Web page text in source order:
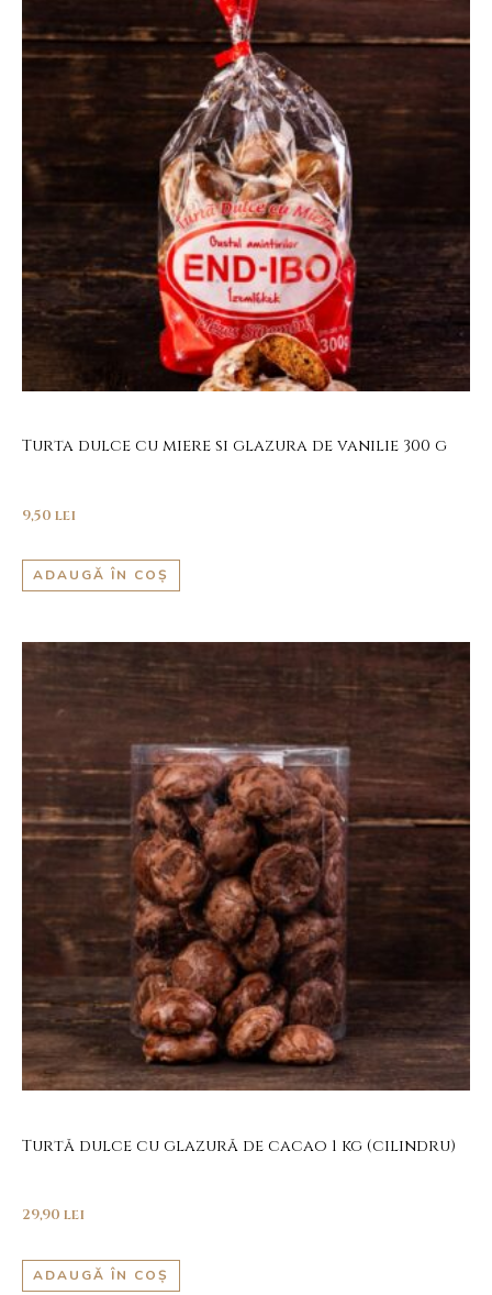
Turta dulce cu miere si glazura de vanilie 300 g
9,50 lei
ADAUGĂ ÎN COȘ
Turtă dulce cu glazură de cacao 1 kg (cilindru)
29,90 lei
ADAUGĂ ÎN COȘ